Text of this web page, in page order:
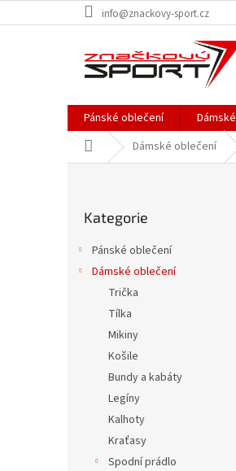
na
info@znackovy-sport.cz
Pánské oblečení
Domů Dámské oblečení
kategorie
Kategorie
Pánské oblečení
Dámské oblečení
Trička
Tílka
Mikiny
Košile
Bundy a kabáty
Legíny
Kalhoty
Kraťasy
Spodní prádlo